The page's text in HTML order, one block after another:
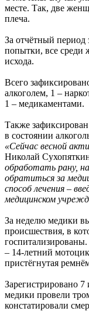
месте. Так, две
плеча.
За отчётный период
попытки, все среди
исхода.
Всего
алкоголем, 1 –
1 – медикаментами.
Также
в состоянии
«Сейчас весной
Николай
обработать рану,
обратиться за
способ лечения –
медицинском
За неделю медики
происшествия, в
– 14-летний
пристёгнутая
Зарегистрировано
медики провели
констатировали